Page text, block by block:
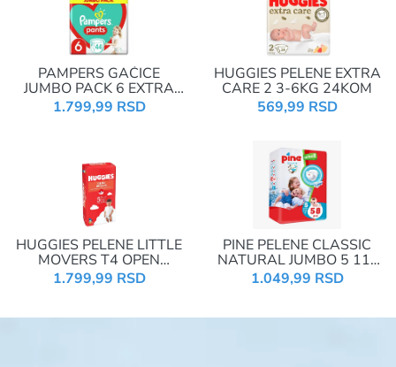
PAMPERS GAĆICE
JUMBO PACK 6 EXTRA
LARGE 14-19KG 44KOM
1.799,99 RSD
HUGGIES PELENE EXTRA
CARE 2 3-6KG 24KOM
569,99 RSD
HUGGIES PELENE LITTLE
MOVERS T4 OPEN
DIAPERS MEGA 5 11-
25KG 58KOM
1.799,99 RSD
PINE PELENE CLASSIC
NATURAL JUMBO 5 11-
25KG 58KOM
1.049,99 RSD